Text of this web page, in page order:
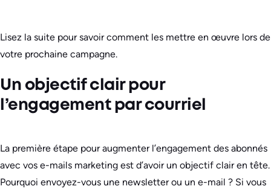
Lisez la suite pour savoir comment les mettre en œuvre lors de
votre prochaine campagne.
Un objectif clair pour
l’engagement par courriel
La première étape pour augmenter l’engagement des abonnés
avec vos e-mails marketing est d’avoir un objectif clair en tête.
Pourquoi envoyez-vous une newsletter ou un e-mail ? Si vous